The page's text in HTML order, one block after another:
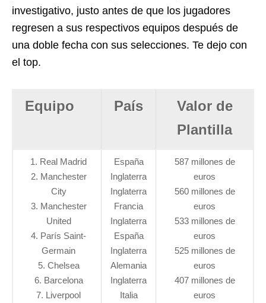
investigativo, justo antes de que los jugadores
regresen a sus respectivos equipos después de
una doble fecha con sus selecciones. Te dejo con
el top.
Equipo País
Valor de
Plantilla
1. Real Madrid
2. Manchester
City
3. Manchester
United
4. París Saint-
Germain
5. Chelsea
6. Barcelona
7. Liverpool
España
Inglaterra
Inglaterra
Francia
Inglaterra
España
Inglaterra
Alemania
Inglaterra
Italia
587 millones de
euros
560 millones de
euros
533 millones de
euros
525 millones de
euros
407 millones de
euros